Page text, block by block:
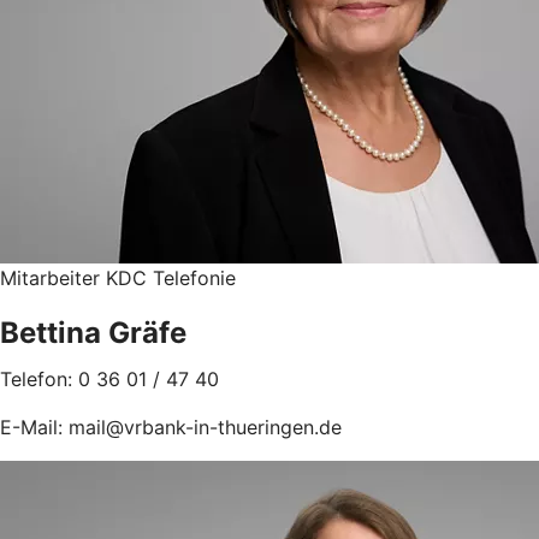
Mitarbeiter KDC Telefonie
Bettina Gräfe
Telefon: 0 36 01 / 47 40
E-Mail: mail@vrbank-in-thueringen.de